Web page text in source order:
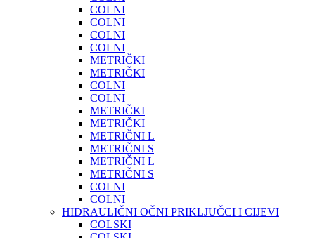
COLNI
COLNI
COLNI
COLNI
METRIČKI
METRIČKI
COLNI
COLNI
METRIČKI
METRIČKI
METRIČNI L
METRIČNI S
METRIČNI L
METRIČNI S
COLNI
COLNI
HIDRAULIČNI OČNI PRIKLJUČCI I CIJEVI
COLSKI